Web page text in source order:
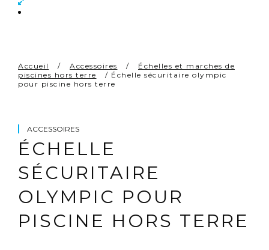
Accueil / Accessoires /
Échelles et marches de
piscines hors terre
/ Échelle sécuritaire olympic
pour piscine hors terre
ACCESSOIRES
ÉCHELLE
SÉCURITAIRE
OLYMPIC POUR
PISCINE HORS TERRE